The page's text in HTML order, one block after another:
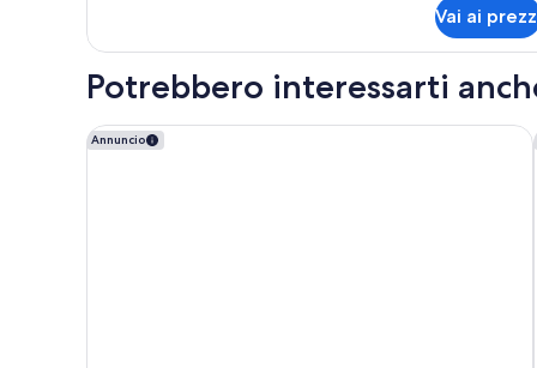
Executive,
letti
Vai ai
Potrebbero interessarti
Annuncio
Twelve Hotel